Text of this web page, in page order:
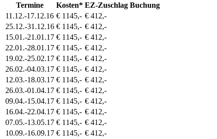
Termine Kosten* EZ-Zuschlag Buchung
11.12.-17.12.16 € 1145,- € 412,-
25.12.-31.12.16 € 1145,- € 412,-
15.01.-21.01.17 € 1145,- € 412,-
22.01.-28.01.17 € 1145,- € 412,-
19.02.-25.02.17 € 1145,- € 412,-
26.02.-04.03.17 € 1145,- € 412,-
12.03.-18.03.17 € 1145,- € 412,-
26.03.-01.04.17 € 1145,- € 412,-
09.04.-15.04.17 € 1145,- € 412,-
16.04.-22.04.17 € 1145,- € 412,-
07.05.-13.05.17 € 1145,- € 412,-
10.09.-16.09.17 € 1145,- € 412,-